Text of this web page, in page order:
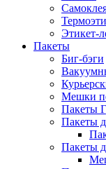
Этикет-
Пакеты
Биг-бэги
Мешки
Пакеты
Пакеты
Пакеты